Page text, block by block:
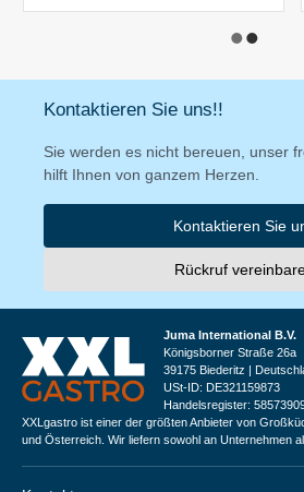
Kontaktieren Sie uns!!
Sie werden es nicht bereuen, unser
hilft Ihnen von ganzem Herzen.
Kontaktieren Sie
Rückruf
Juma International B.V.
Königsborner Straße 26a
39175 Biederitz |
USt-ID: DE321159873
Handelsregister:
XXLgastro ist einer der größten Anbieter von
und Österreich. Wir liefern sowohl an Unternehmen